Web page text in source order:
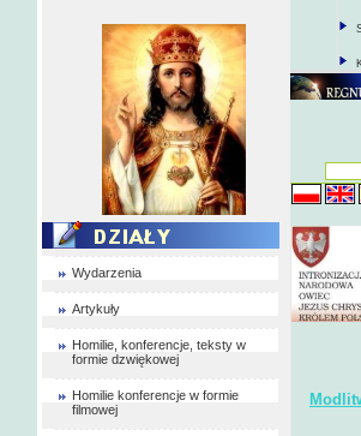
Wydarzenia
Artykuły
Homilie, konferencje, teksty w
formie dzwiękowej
Homilie konferencje w formie
filmowej